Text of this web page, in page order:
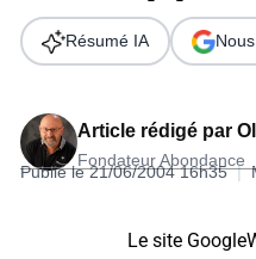
Télécharger
Article rédigé par
Fondateur Abondance
Publié le 21/06/2004 16h35 |
Résumé IA
Le site